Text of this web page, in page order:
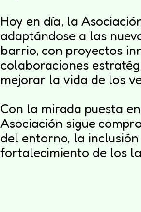
Hoy en día, la
adaptándose a las
barrio, con proyectos
colaboraciones
mejorar la vida de los
Con la mirada puesta
Asociación sigue
del entorno, la
fortalecimiento de los